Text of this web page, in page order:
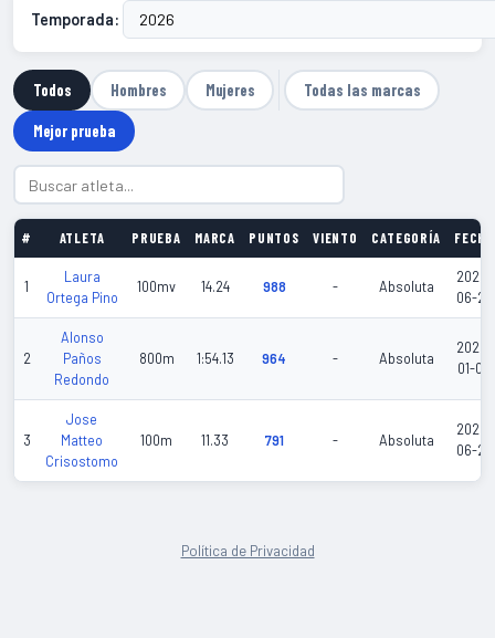
Temporada:
Todos Hombres Mujeres Todas las marcas
Mejor prueba
# ATLETA PRUEBA MARCA PUNTOS VIENTO CATEGORÍA FECHA
1
Laura
Ortega Pino
100mv 14.24 988 - Absoluta
2026-
06-20
2
Alonso
Paños
Redondo
800m 1:54.13 964 - Absoluta
2026-
01-03
3
Jose
Matteo
Crisostomo
100m 11.33 791 - Absoluta
2026-
06-20
Política de Privacidad